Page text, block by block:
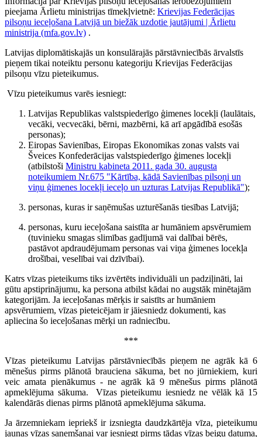
pieejama Ārlietu ministrijas tīmekļvietnē: Krievijas Federācijas
pilsoņu ieceļošana Latvijā un biežāk uzdotie jautājumi | Ārlietu
ministrija (mfa.gov.lv) .
Latvijas diplomātiskajās un konsulārajās pārstāvniecībās ārvalstīs
pieņem tikai noteiktu personu kategoriju Krievijas Federācijas
pilsoņu vīzu pieteikumus.
Vīzu pieteikumus varēs iesniegt:
Latvijas Republikas valstspiederīgo ģimenes locekļi (laulātais,
vecāki, vecvecāki, bērni, mazbērni, kā arī apgādībā esošās
personas);
Eiropas Savienības, Eiropas Ekonomikas zonas valsts vai
Šveices Konfederācijas valstspiederīgo ģimenes locekļi
(atbilstoši Ministru kabineta 2011. gada 30. augusta
noteikumiem Nr.675 "Kārtība, kādā Savienības pilsoņi un
viņu ģimenes locekļi ieceļo un uzturas Latvijas Republikā");
personas, kuras ir saņēmušas uzturēšanās tiesības Latvijā;
personas, kuru ieceļošana saistīta ar humāniem apsvērumiem
(tuvinieku smagas slimības gadījumā vai dalībai bērēs,
pastāvot apdraudējumam personas vai viņa ģimenes locekļa
drošībai, veselībai vai dzīvībai).
Katrs vīzas pieteikums tiks izvērtēts individuāli un padziļināti, lai
gūtu apstiprinājumu, ka persona atbilst kādai no augstāk minētajām
kategorijām. Ja ieceļošanas mērķis ir saistīts ar humāniem
apsvērumiem, vīzas pieteicējam ir jāiesniedz dokumenti, kas
apliecina šo ieceļošanas mērķi un radniecību.
***
Vīzas pieteikumu Latvijas pārstāvniecībās pieņem ne agrāk kā 6
mēnešus pirms plānotā brauciena sākuma, bet no jūrniekiem, kuri
veic amata pienākumus - ne agrāk kā 9 mēnešus pirms plānotā
apmeklējuma sākuma. Vīzas pieteikumu iesniedz ne vēlāk kā 15
kalendārās dienas pirms plānotā apmeklējuma sākuma.
Ja ārzemniekam iepriekš ir izsniegta daudzkārtēja vīza, pieteikumu
jaunas vīzas saņemšanai var iesniegt pirms tādas vīzas beigu datuma,